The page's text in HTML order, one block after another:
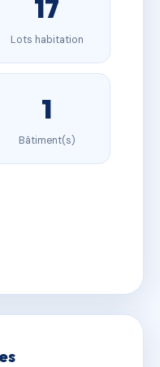
17
Lots habitation
1
Bâtiment(s)